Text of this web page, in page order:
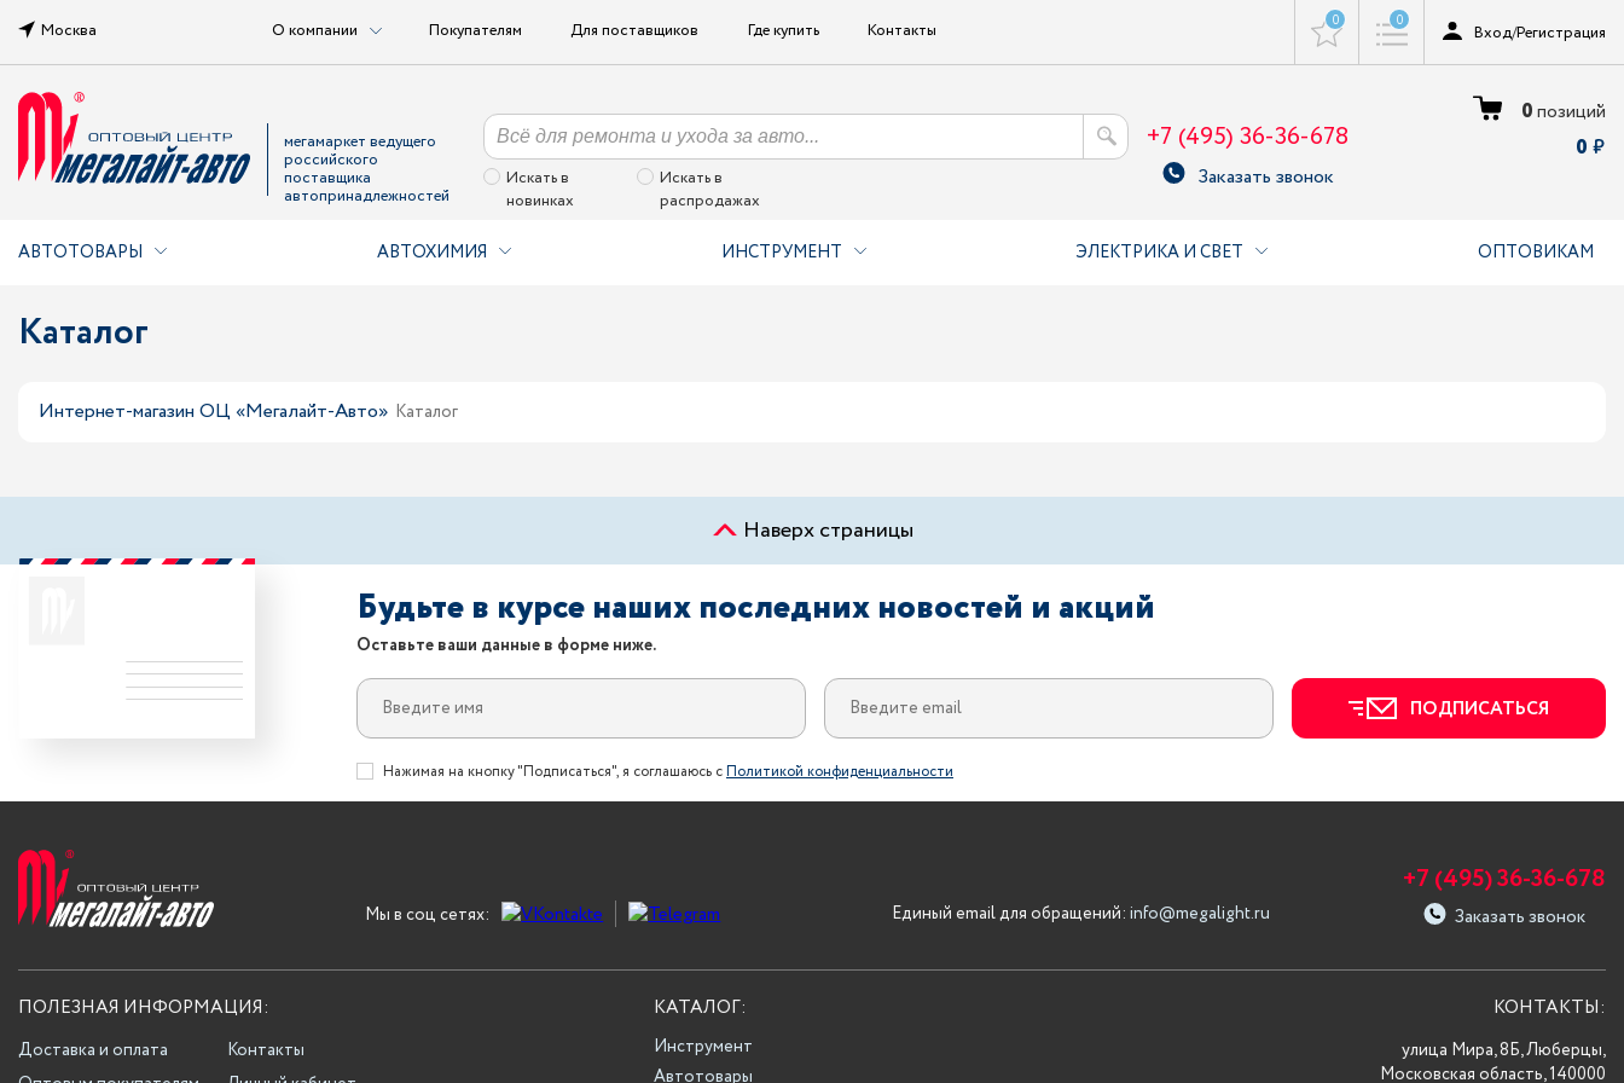
Москва О компании Покупателям Для поставщиков Где купить Контакты 0 0
Вход/Регистрация
мегамаркет ведущего
российского
поставщика
автопринадлежностей
Искать в
новинках
Искать в
распродажах
+7 (495) 36-36-678
Заказать звонок
0позиций
0
АВТОТОВАРЫ АВТОХИМИЯ ИНСТРУМЕНТ ЭЛЕКТРИКА И СВЕТ ОПТОВИКАМ
Каталог
Интернет-магазин ОЦ «Мегалайт-Авто» Каталог
Наверх страницы
Будьте в курсе наших последних новостей и акций
Оставьте ваши данные в форме ниже.
ПОДПИСАТЬСЯ
Нажимая на кнопку "Подписаться", я соглашаюсь сПолитикой конфиденциальности
Мы в соц сетях: Единый email для обращений: info@megalight.ru
+7 (495) 36-36-678
Заказать звонок
ПОЛЕЗНАЯ ИНФОРМАЦИЯ:
Доставка и оплата
Контакты
КАТАЛОГ:
Инструмент
Автотовары
КОНТАКТЫ:
улица Мира, 8Б, Люберцы,
Московская область, 140000